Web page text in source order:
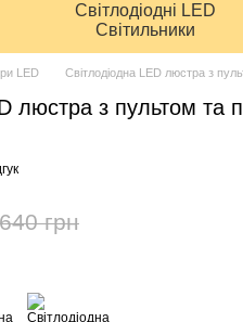
Світлодіодні LED
Світильники
LED Світлодіодна LED люстра з
люстра з пультом та
грн